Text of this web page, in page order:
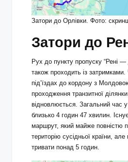
Затори до Орлівки. Фото:
Затори до
Рух до пункту пропуску “Рені
також проходить із
під’їздах до кордону з
проходження транзитної
відновлюється. Загальний час
близько 4 годин 47 хвилин.
маршрут, який майже повністю
територію сусідньої країни,
тривати понад 5 годин.